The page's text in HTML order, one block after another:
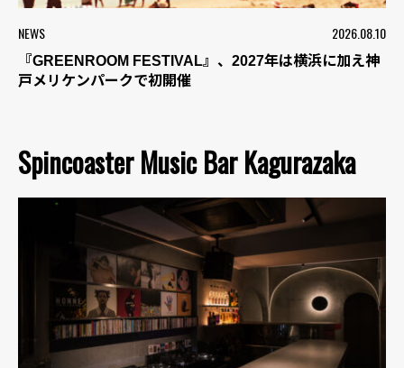
NEWS 2026.08.10
『GREENROOM FESTIVAL』、2027年は横浜に加え神
戸メリケンパークで初開催
Spincoaster Music Bar Kagurazaka